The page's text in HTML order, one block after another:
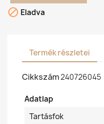
 Eladva
Termék részletei
Cikkszám240726045
Adatlap
Tartásfok